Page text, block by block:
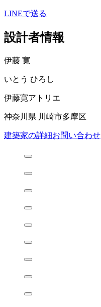
LINEで送る
設計者情報
伊藤 寛
いとう ひろし
伊藤寛アトリエ
神奈川県 川崎市多摩区
建築家の詳細お問い合わせ